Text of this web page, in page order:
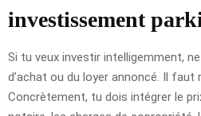
investissement
Si tu veux investir intelligemment,
d’achat ou du loyer annoncé. Il faut
Concrètement, tu dois intégrer le